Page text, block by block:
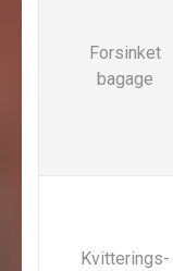
Forsinket
bagage
Kvitterings­